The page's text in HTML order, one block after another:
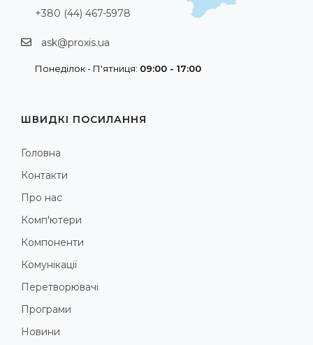
+380 (44) 467-5978
ask@proxis.ua
Понеділок - П'ятниця: 09:00 - 17:00
ШВИДКІ ПОСИЛАННЯ
Головна
Контакти
Про нас
Комп'ютери
Компоненти
Комунікації
Перетворювачі
Програми
Новини